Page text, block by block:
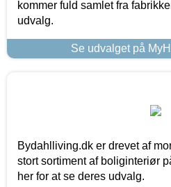
kommer fuld samlet fra
udvalg.
Se udvalget på
Bydahlliving.dk er drevet af
stort sortiment af boliginteriør
her for at se deres udvalg.